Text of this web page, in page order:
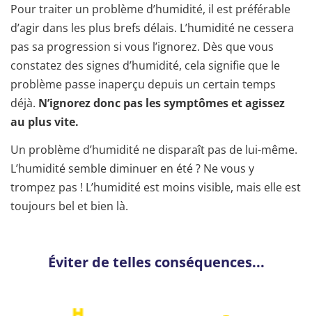
Pour traiter un problème d’humidité, il est préférable
d’agir dans les plus brefs délais. L’humidité ne cessera
pas sa progression si vous l’ignorez. Dès que vous
constatez des signes d’humidité, cela signifie que le
problème passe inaperçu depuis un certain temps
déjà. N’ignorez donc pas les symptômes et agissez
au plus vite.
Un problème d’humidité ne disparaît pas de lui-même.
L’humidité semble diminuer en été ? Ne vous y
trompez pas ! L’humidité est moins visible, mais elle est
toujours bel et bien là.
Éviter de telles conséquences...